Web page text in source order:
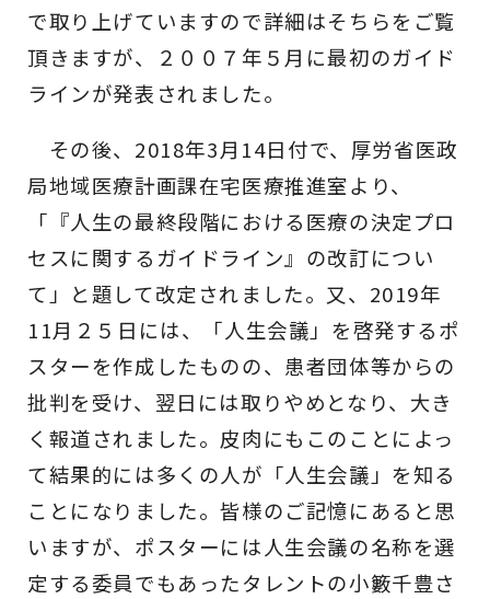
で取り上げていますので詳細はそちらをご覧
頂きますが、２００７年５月に最初のガイド
ラインが発表されました。
その後、2018年3月14日付で、厚労省医政
局地域医療計画課在宅医療推進室より、
「『人生の最終段階における医療の決定プロ
セスに関するガイドライン』の改訂につい
て」と題して改定されました。又、2019年
11月２５日には、「人生会議」を啓発するポ
スターを作成したものの、患者団体等からの
批判を受け、翌日には取りやめとなり、大き
く報道されました。皮肉にもこのことによっ
て結果的には多くの人が「人生会議」を知る
ことになりました。皆様のご記憶にあると思
いますが、ポスターには人生会議の名称を選
定する委員でもあったタレントの小籔千豊さ